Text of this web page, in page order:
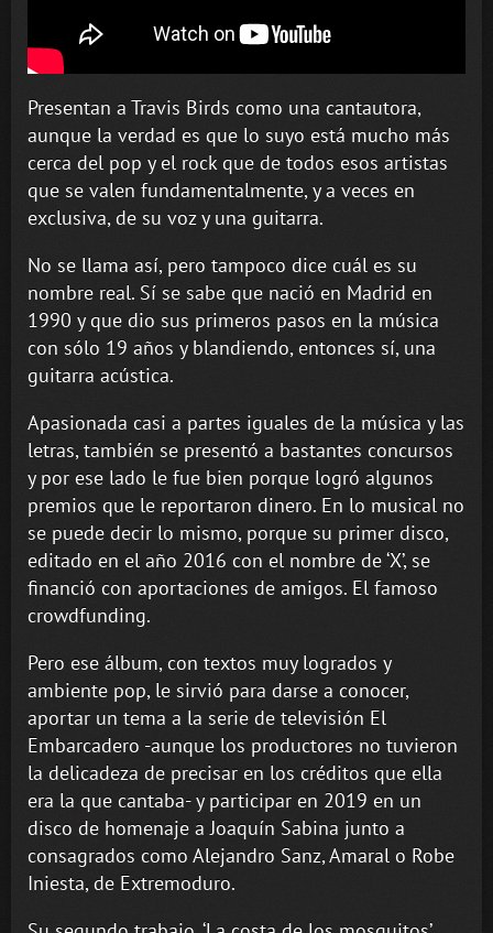
Presentan a Travis Birds como una cantautora,
aunque la verdad es que lo suyo está mucho más
cerca del pop y el rock que de todos esos artistas
que se valen fundamentalmente, y a veces en
exclusiva, de su voz y una guitarra.
No se llama así, pero tampoco dice cuál es su
nombre real. Sí se sabe que nació en Madrid en
1990 y que dio sus primeros pasos en la música
con sólo 19 años y blandiendo, entonces sí, una
guitarra acústica.
Apasionada casi a partes iguales de la música y las
letras, también se presentó a bastantes concursos
y por ese lado le fue bien porque logró algunos
premios que le reportaron dinero. En lo musical no
se puede decir lo mismo, porque su primer disco,
editado en el año 2016 con el nombre de ‘X’, se
financió con aportaciones de amigos. El famoso
crowdfunding.
Pero ese álbum, con textos muy logrados y
ambiente pop, le sirvió para darse a conocer,
aportar un tema a la serie de televisión El
Embarcadero -aunque los productores no tuvieron
la delicadeza de precisar en los créditos que ella
era la que cantaba- y participar en 2019 en un
disco de homenaje a Joaquín Sabina junto a
consagrados como Alejandro Sanz, Amaral o Robe
Iniesta, de Extremoduro.